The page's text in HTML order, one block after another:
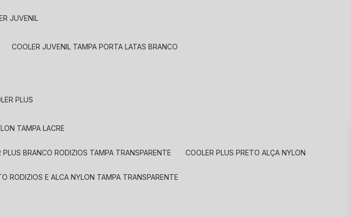
JUVENIL
COOLER JUVENIL TAMPA PORTA LATAS BRANCO
PLUS
TAMPA LACRE
PLUS BRANCO RODIZIOS TAMPA TRANSPARENTE COOLER PLUS PRETO ALÇA NYLON
RODIZIOS E ALCA NYLON TAMPA TRANSPARENTE